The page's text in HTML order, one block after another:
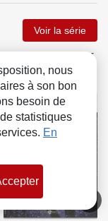
Voir la série
BD
nous
à son bon
besoin de
statistiques
En